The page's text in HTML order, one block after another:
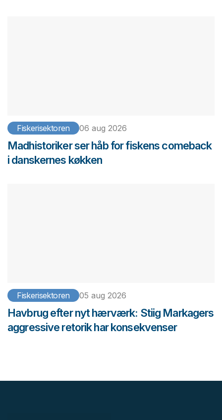
Fiskerisektoren 06 aug 2026
Madhistoriker ser håb for fiskens comeback
i danskernes køkken
Fiskerisektoren 05 aug 2026
Havbrug efter nyt hærværk: Stiig Markagers
aggressive retorik har konsekvenser